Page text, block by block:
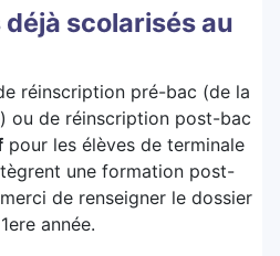
scolarisés au
réinscription pré-bac (de la
ou de réinscription post-bac
pour les élèves de terminale
une formation post-
de renseigner le dossier
année.